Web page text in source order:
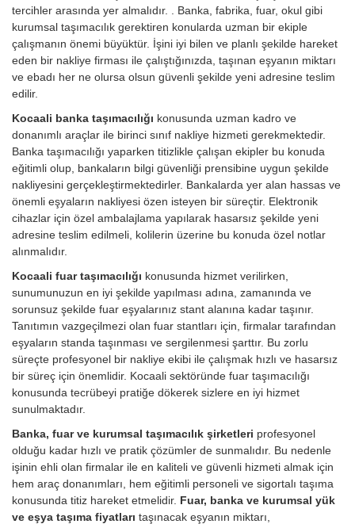
tercihler arasında yer almalıdır. . Banka, fabrika, fuar, okul gibi
kurumsal taşımacılık gerektiren konularda uzman bir ekiple
çalışmanın önemi büyüktür. İşini iyi bilen ve planlı şekilde hareket
eden bir nakliye firması ile çalıştığınızda, taşınan eşyanın miktarı
ve ebadı her ne olursa olsun güvenli şekilde yeni adresine teslim
edilir.
Kocaali banka taşımacılığı konusunda uzman kadro ve
donanımlı araçlar ile birinci sınıf nakliye hizmeti gerekmektedir.
Banka taşımacılığı yaparken titizlikle çalışan ekipler bu konuda
eğitimli olup, bankaların bilgi güvenliği prensibine uygun şekilde
nakliyesini gerçekleştirmektedirler. Bankalarda yer alan hassas ve
önemli eşyaların nakliyesi özen isteyen bir süreçtir. Elektronik
cihazlar için özel ambalajlama yapılarak hasarsız şekilde yeni
adresine teslim edilmeli, kolilerin üzerine bu konuda özel notlar
alınmalıdır.
Kocaali fuar taşımacılığı konusunda hizmet verilirken,
sunumunuzun en iyi şekilde yapılması adına, zamanında ve
sorunsuz şekilde fuar eşyalarınız stant alanına kadar taşınır.
Tanıtımın vazgeçilmezi olan fuar stantları için, firmalar tarafından
eşyaların standa taşınması ve sergilenmesi şarttır. Bu zorlu
süreçte profesyonel bir nakliye ekibi ile çalışmak hızlı ve hasarsız
bir süreç için önemlidir. Kocaali sektöründe fuar taşımacılığı
konusunda tecrübeyi pratiğe dökerek sizlere en iyi hizmet
sunulmaktadır.
Banka, fuar ve kurumsal taşımacılık şirketleri profesyonel
olduğu kadar hızlı ve pratik çözümler de sunmalıdır. Bu nedenle
işinin ehli olan firmalar ile en kaliteli ve güvenli hizmeti almak için
hem araç donanımları, hem eğitimli personeli ve sigortalı taşıma
konusunda titiz hareket etmelidir. Fuar, banka ve kurumsal yük
ve eşya taşıma fiyatları taşınacak eşyanın miktarı,